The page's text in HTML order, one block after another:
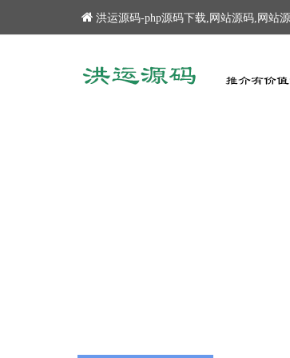
洪运源码-php源码下载,网站源码,网站